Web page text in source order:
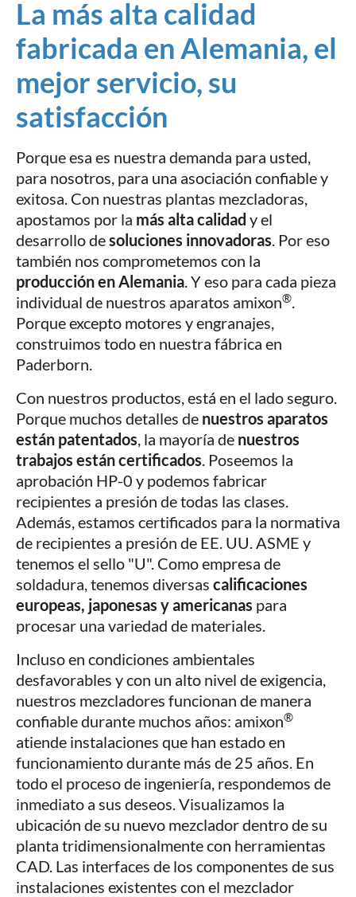
La más alta calidad
fabricada en Alemania, el
mejor servicio, su
satisfacción
Porque esa es nuestra demanda para usted,
para nosotros, para una asociación confiable y
exitosa. Con nuestras plantas mezcladoras,
apostamos por la más alta calidad y el
desarrollo desoluciones innovadoras. Por eso
también nos comprometemos con la
producción en Alemania. Y eso para cada pieza
individual de nuestros aparatos amixon®.
Porque excepto motores y engranajes,
construimos todo en nuestra fábrica en
Paderborn.
Con nuestros productos, está en el lado seguro.
Porque muchos detalles de nuestros aparatos
están patentados, la mayoría de nuestros
trabajos están certificados. Poseemos la
aprobación HP-0 y podemos fabricar
recipientes a presión de todas las clases.
Además, estamos certificados para la normativa
de recipientes a presión de EE. UU. ASME y
tenemos el sello "U". Como empresa de
soldadura, tenemos diversas calificaciones
europeas, japonesas y americanas para
procesar una variedad de materiales.
Incluso en condiciones ambientales
desfavorables y con un alto nivel de exigencia,
nuestros mezcladores funcionan de manera
confiable durante muchos años: amixon®
atiende instalaciones que han estado en
funcionamiento durante más de 25 años. En
todo el proceso de ingeniería, respondemos de
inmediato a sus deseos. Visualizamos la
ubicación de su nuevo mezclador dentro de su
planta tridimensionalmente con herramientas
CAD. Las interfaces de los componentes de sus
instalaciones existentes con el mezclador